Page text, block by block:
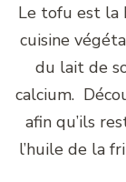
Le tofu est la
cuisine
du lait de
calcium.
afin qu’ils
l’huile de la